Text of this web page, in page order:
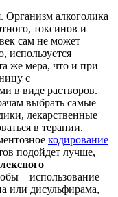
Организм алкоголика
токсинов и
сам не может
используется
же мера, что и при
с
в виде растворов.
выбрать самые
лекарственные
в терапии.
кодирование
подойдет лучше,
– использование
или дисульфирама,